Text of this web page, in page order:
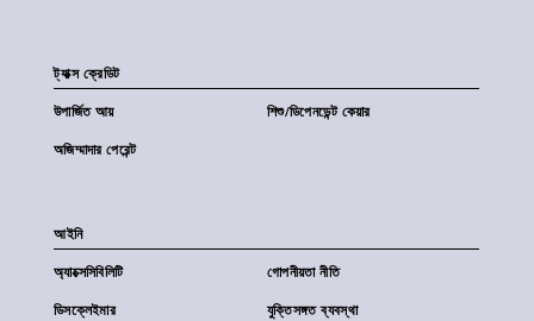
ট্যাক্স ক্রেডিট
উপার্জিত আয় শিশু/ডিপেনডেন্ট কেয়ার
অজিম্মাদার পেরেন্ট
আইনি
অ্যাক্সেসিবিলিটি গোপনীয়তা নীতি
ডিসক্লেইমার যুক্তিসঙ্গত ব্যবস্থা